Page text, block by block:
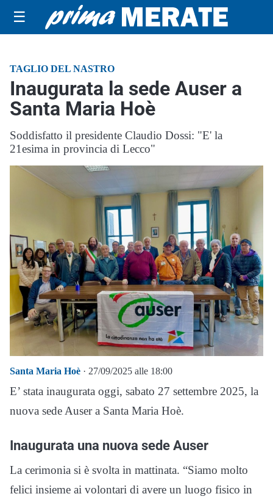
☰
TAGLIO DEL NASTRO
Inaugurata la sede Auser a
Santa Maria Hoè
Soddisfatto il presidente Claudio Dossi: "E' la
21esima in provincia di Lecco"
Santa Maria Hoè · 27/09/2025 alle 18:00
E’ stata inaugurata oggi, sabato 27 settembre 2025, la
nuova sede Auser a Santa Maria Hoè.
Inaugurata una nuova sede Auser
La cerimonia si è svolta in mattinata. “Siamo molto
felici insieme ai volontari di avere un luogo fisico in